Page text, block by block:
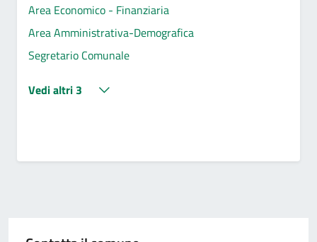
Area Economico - Finanziaria
Area Amministrativa-Demografica
Segretario Comunale
Vedi altri 3